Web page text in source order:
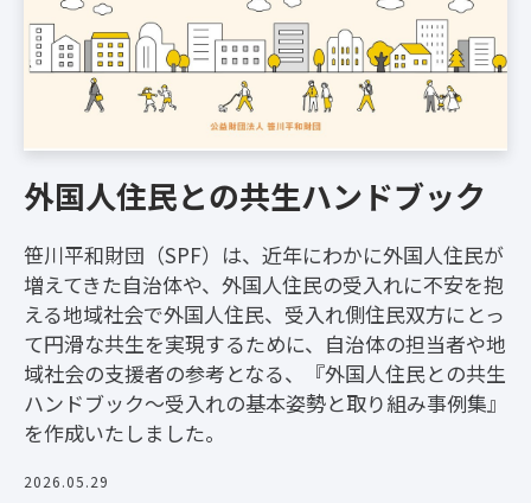
外国人住民との共生ハンドブック
笹川平和財団（SPF）は、近年にわかに外国人住民が
増えてきた自治体や、外国人住民の受入れに不安を抱
える地域社会で外国人住民、受入れ側住民双方にとっ
て円滑な共生を実現するために、自治体の担当者や地
域社会の支援者の参考となる、『外国人住民との共生
ハンドブック～受入れの基本姿勢と取り組み事例集』
を作成いたしました。
2026.05.29